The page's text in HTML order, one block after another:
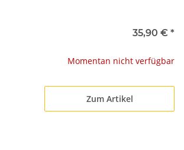
35,90 € *
Momentan nicht verfügbar
Zum Artikel